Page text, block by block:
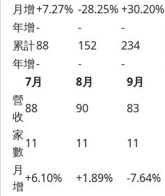
月增+7.27% -28.25%+30.20%
年增- - -
累計88 152 234
年增- - -
7月
8月 9月
營
收
88 90 83
家
數
11 11 11
月
增
+6.10% +1.89% -7.64%